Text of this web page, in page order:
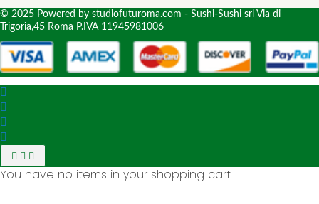
© 2025 Powered by studiofuturoma.com - Sushi-Sushi srl Via di
Trigoria,45 Roma P.IVA 11945981006
You have no items in your shopping cart